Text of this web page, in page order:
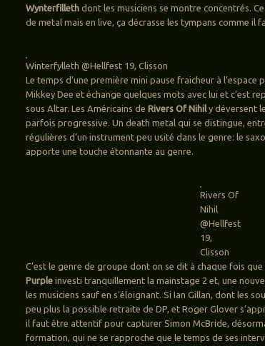
Wynterfillethdont les musiciens se montre concentrés.
de metal mais en live, ça décrasse les tympans comme il
Winterfylleth @Hellfest 19, Clisson
Le temps d’une première mini pause fraicheur à l’espace
Mikkey Dee et échange quelques mots avec lui et c’est
sous Altar. Les Américains deRivers Of Nihily déversent
parfois progressive. Un death metal qui se distingue,
régulières d’un instrument peu usité dans le genre: le
apporte une touche étonnante au genre.
Rivers Of
Nihil
@Hellfest
19,
Clisson
C’est le genre de groupe dont on se dit à chaque fois
Purple investi tranquillement la mainstage 2 et, une
les musiciens sauf en s’éloignant. Si Ian Gillan, dont les
peu plus la possible retraite de DP, et Roger Glover
il faut être attentif pour capturer Simon McBride,
formation, qui ne se rapproche que le temps de ses